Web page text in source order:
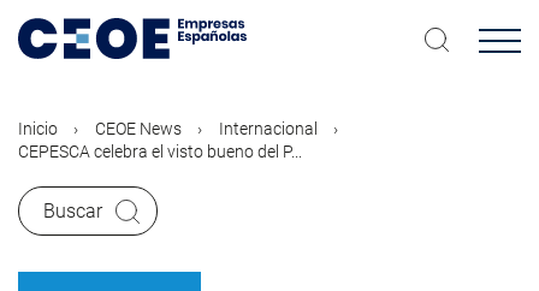
contenido
Inicio CEOE News
Internacional
CEPESCA celebra el visto bueno del P...
Buscar